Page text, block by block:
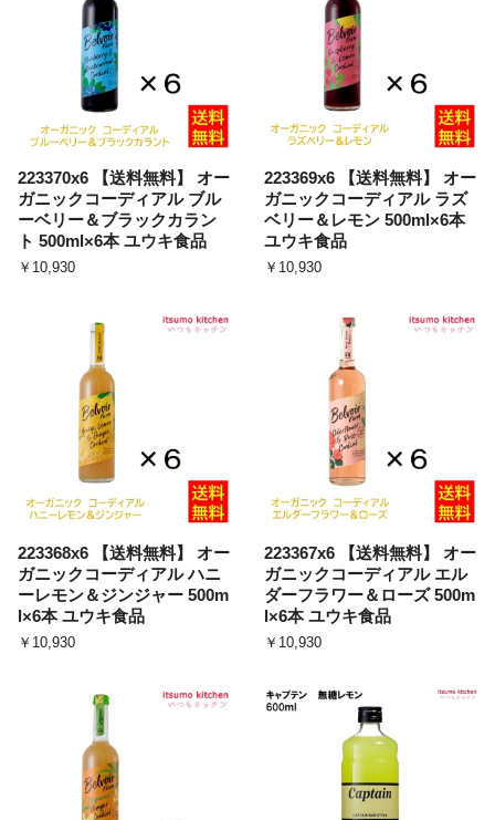
223370x6 【送料無料】 オー
ガニックコーディアル ブル
ーベリー＆ブラックカラン
ト 500ml×6本 ユウキ食品
￥10,930
223369x6 【送料無料】 オー
ガニックコーディアル ラズ
ベリー＆レモン 500ml×6本
ユウキ食品
￥10,930
223368x6 【送料無料】 オー
ガニックコーディアル ハニ
ーレモン＆ジンジャー 500m
l×6本 ユウキ食品
￥10,930
223367x6 【送料無料】 オー
ガニックコーディアル エル
ダーフラワー＆ローズ 500m
l×6本 ユウキ食品
￥10,930